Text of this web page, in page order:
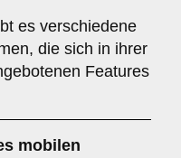
es verschiedene
die sich in ihrer
Features
mobilen